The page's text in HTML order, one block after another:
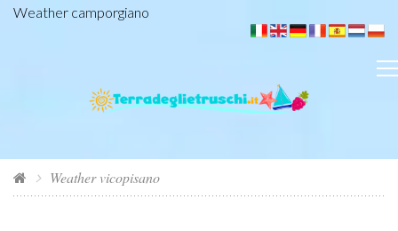
Weather camporgiano
Weather vicopisano